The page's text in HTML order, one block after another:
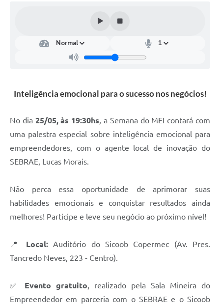
Inteligência emocional para o sucesso nos negócios!
No dia 25/05, às 19:30hs, a Semana do MEI contará com
uma palestra especial sobre inteligência emocional para
empreendedores, com o agente local de inovação do
SEBRAE, Lucas Morais.
Não perca essa oportunidade de aprimorar suas
habilidades emocionais e conquistar resultados ainda
melhores! Participe e leve seu negócio ao próximo nível!
📍 Local:Auditório do Sicoob Copermec (Av. Pres.
Tancredo Neves, 223 - Centro).
✅ Evento gratuito, realizado pela Sala Mineira do
Empreendedor em parceria com o SEBRAE e o Sicoob